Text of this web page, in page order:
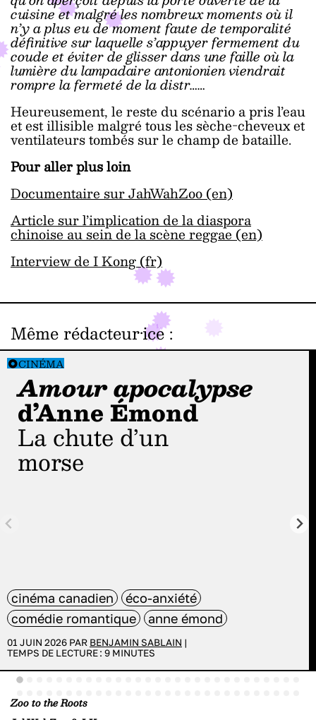
cuisine et malgré les nombreux moments où il
n’y a plus eu de moment faute de temporalité
définitive sur laquelle s’appuyer fermement du
coude et éviter de glisser dans une faille où la
lumière du lampadaire antonionien viendrait
rompre la fermeté de la distr……
Heureusement, le reste du scénario a pris l’eau
et est illisible malgré tous les sèche-cheveux et
ventilateurs tombés sur le champ de bataille.
Pour aller plus loin
Documentaire sur JahWahZoo (en)
Article sur l’implication de la diaspora
chinoise au sein de la scène reggae (en)
Interview de I Kong (fr)
Même rédacteur·ice:
CINÉMA
Amour apocalypse
d’Anne Émond
La chute d’un
morse
cinéma canadien
éco-anxiété
comédie romantique
anne émond
01 JUIN 2026 PAR BENJAMIN SABLAIN |
TEMPS DE LECTURE : 9 MINUTES
Zoo to the Roots